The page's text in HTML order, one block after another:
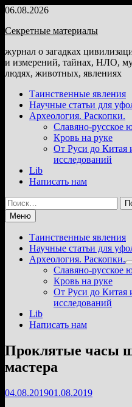
Перейти
содержимому
06.08.2026
Секретные материалы
журнал о загадках
и измерений, тайнах, НЛО,
людях, животных, явлениях
Таинственные явления
Научные статьи для
Археология. Раскопки.
Славяно-русское
Кровь на руке
От Руси до Китая
исследований
Lib
Написать нам
Найти:
Меню
Таинственные явления
Научные статьи для
Археология. Раскопки.
Славяно-русское
Кровь на руке
От Руси до Китая
исследований
Lib
Написать нам
Проклятые часы
мастера
04.08.201901.08.2019